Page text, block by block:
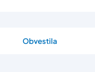
Obvestila